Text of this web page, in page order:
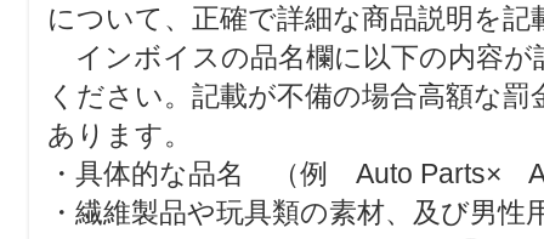
について、正確で詳細な商品説明を
インボイスの品名欄に以下の内容が
ください。記載が不備の場合高額な
あります。
・具体的な品名 （例 Auto Parts×
・繊維製品や玩具類の素材、及び男